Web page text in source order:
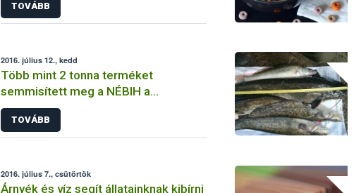
TOVÁBB
2016. július 12., kedd
Több mint 2 tonna terméket
semmisített meg a NÉBIH a
budapesti nagybanin
TOVÁBB
2016. július 7., csütörtök
Árnyék és víz segít állatainknak kibírni